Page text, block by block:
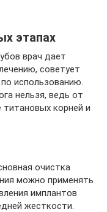
этапах
врач дает
советует
использованию.
нельзя, ведь от
корней и
очистка
можно применять
имплантов
жесткости.